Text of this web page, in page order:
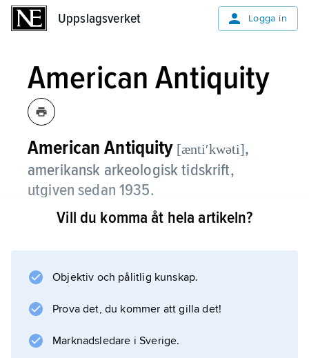
Uppslagsverket Logga in
American Antiquity
American Antiquity [æntiʹkwəti],
amerikansk arkeologisk tidskrift,
utgiven sedan 1935.
American Antiquity innehåller uppsatser,
närliggande ämnen gällande västra halvklotet.
Information om artikeln
Vill du komma åt hela artikeln?
Objektiv och pålitlig kunskap.
Prova det, du kommer att gilla det!
Marknadsledare i Sverige.